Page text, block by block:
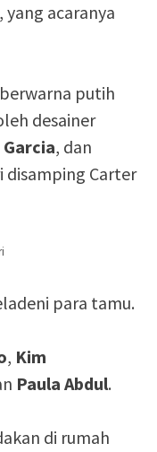
acaranya
putih
desainer
, dan
disamping Carter
para tamu.
, Kim
Paula Abdul.
di rumah